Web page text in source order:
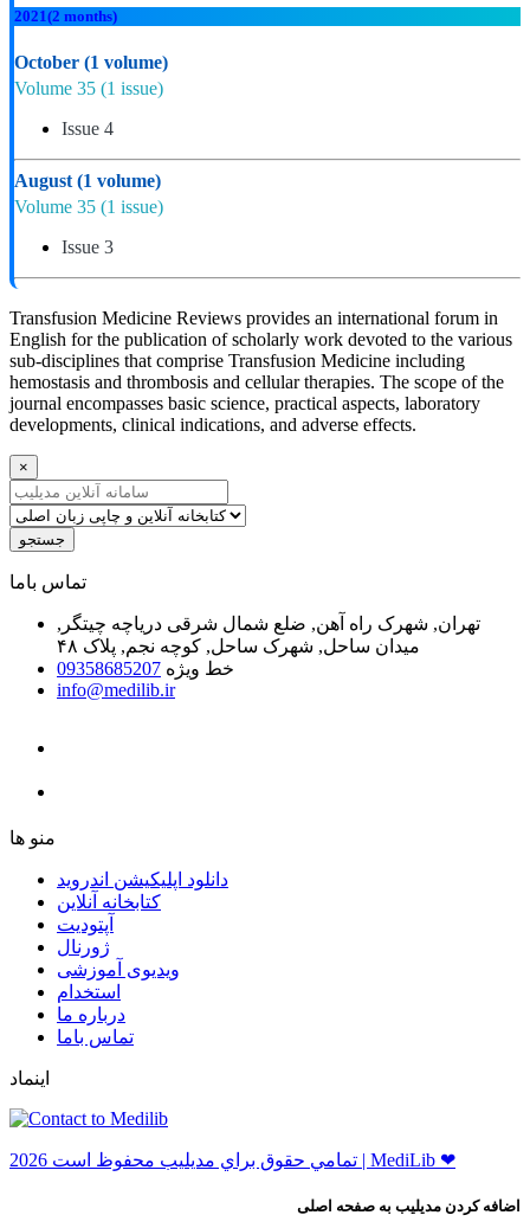
2021(2 months)
October (1 volume)
Volume 35 (1 issue)
Issue 4
August (1 volume)
Volume 35 (1 issue)
Issue 3
Transfusion Medicine Reviews provides an international forum in
English for the publication of scholarly work devoted to the various
sub-disciplines that comprise Transfusion Medicine including
hemostasis and thrombosis and cellular therapies. The scope of the
journal encompasses basic science, practical aspects, laboratory
developments, clinical indications, and adverse effects.
×
جستجو
ﺗﻤﺎﺱ ﺑﺎﻣﺎ
تهران, شهرک راه آهن, ضلع شمال شرقی دریاچه چیتگر,
میدان ساحل, شهرک ساحل, کوچه نجم, پلاک ۴۸
خط ویژه 09358685207
info@medilib.ir
ﻣﻨﻮ ﻫﺎ
دانلود اپلیکیشن اندروید
ﮐﺘﺎﺑﺨﺎﻧﻪ ﺁﻧﻼﯾﻦ
ﺁﭘﺘﻮﺩﯾﺖ
ﮊﻭﺭﻧﺎﻝ
ویدیوی آموزشی
استخدام
درباره ما
ﺗﻤﺎﺱ ﺑﺎﻣﺎ
اینماد
ﺗﻤﺎﻣﻲ ﺣﻘﻮﻕ ﺑﺮاﻱ ﻣﺪﻳﻠﻴﺐ ﻣﺤﻔﻮﻅ اﺳﺖ 2026 | MediLib ❤
اضافه کردن مدیلیب به صفحه اصلی